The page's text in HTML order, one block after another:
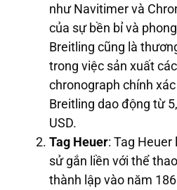
như Navitimer và
của sự bền bỉ và
Breitling cũng là
trong việc sản xuất
chronograph chính
Breitling dao động từ
USD.
Tag Heuer: Tag
sử gắn liền với thể
thành lập vào năm